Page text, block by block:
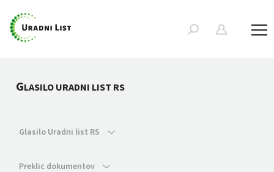
GLASILO URADNI LIST RS
Glasilo Uradni list RS
Preklic dokumentov